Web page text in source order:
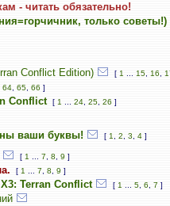
- читать обязательно!
только советы!)
Conflict Edition)
[ 1 15 16
64 65 66 ]
Conflict [ 1 24 25 26 ]
ваши буквы!
[ 1 2 3 4 ]
[ 1 7 8 9 ]
[ 1 7 8 9 ]
Terran Conflict [ 1 5 6 7 ]